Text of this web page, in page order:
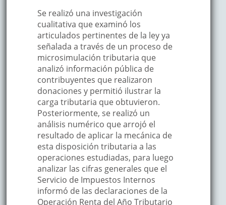
Se realizó una investigación
cualitativa que examinó los
articulados pertinentes de la ley ya
señalada a través de un proceso de
microsimulación tributaria que
analizó información pública de
contribuyentes que realizaron
donaciones y permitió ilustrar la
carga tributaria que obtuvieron.
Posteriormente, se realizó un
análisis numérico que arrojó el
resultado de aplicar la mecánica de
esta disposición tributaria a las
operaciones estudiadas, para luego
analizar las cifras generales que el
Servicio de Impuestos Internos
informó de las declaraciones de la
Operación Renta del Año Tributario